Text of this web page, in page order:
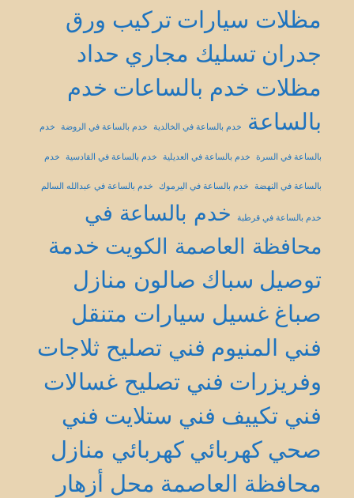
مظلات سيارات تركيب ورق
جدران تسليك مجاري حداد
مظلات خدم بالساعات خدم
بالساعة
خدم بالساعة في الخالدية خدم بالساعة في الروضة خدم
بالساعة في السرة خدم بالساعة في العديلية خدم بالساعة في القادسية خدم
بالساعة في النهضة خدم بالساعة في اليرموك خدم بالساعة في عبدالله السالم
خدم بالساعة في قرطبة
خدم بالساعة في
محافظة العاصمة الكويت خدمة
توصيل سباك صالون منازل
صباغ غسيل سيارات متنقل
فني المنيوم فني تصليح ثلاجات
وفريزرات فني تصليح غسالات
فني تكييف فني ستلايت فني
صحي كهربائي كهربائي منازل
محافظة العاصمة محل أزهار